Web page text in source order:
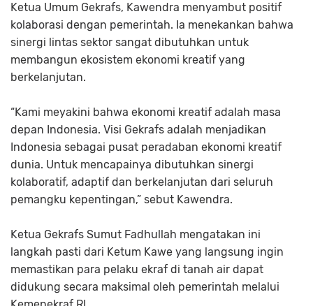
Ketua Umum Gekrafs, Kawendra menyambut positif
kolaborasi dengan pemerintah. Ia menekankan bahwa
sinergi lintas sektor sangat dibutuhkan untuk
membangun ekosistem ekonomi kreatif yang
berkelanjutan.
“Kami meyakini bahwa ekonomi kreatif adalah masa
depan Indonesia. Visi Gekrafs adalah menjadikan
Indonesia sebagai pusat peradaban ekonomi kreatif
dunia. Untuk mencapainya dibutuhkan sinergi
kolaboratif, adaptif dan berkelanjutan dari seluruh
pemangku kepentingan,” sebut Kawendra.
Ketua Gekrafs Sumut Fadhullah mengatakan ini
langkah pasti dari Ketum Kawe yang langsung ingin
memastikan para pelaku ekraf di tanah air dapat
didukung secara maksimal oleh pemerintah melalui